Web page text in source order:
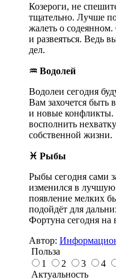
Козероги, не
тщательно. Лучше
жалеть о содеянном.
и развеяться. Ведь
дел.
♒ Водолей
Водолеи сегодня
Вам захочется быть
и новые конфликты.
восполнить
собственной жизни.
♓ Рыбы
Рыбы сегодня сами
изменился в
появление мелких
подойдёт для
Фортуна сегодня на
Автор:
Польза
1
2 3 4
Актуальность